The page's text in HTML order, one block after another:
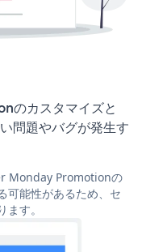
カスタマイズと
問題やバグが発生す
Monday Promotionの
可能性があるため、セ
す。